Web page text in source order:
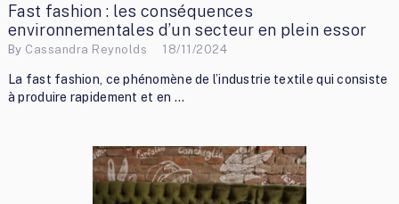
Fast fashion : les conséquences
environnementales d’un secteur en plein essor
By Cassandra Reynolds 18/11/2024
La fast fashion, ce phénomène de l’industrie textile qui consiste
à produire rapidement et en …